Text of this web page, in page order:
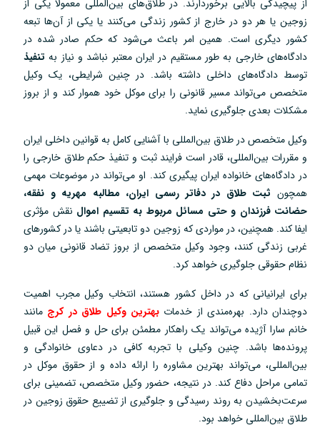
از پیچیدگی بالایی برخوردارند. در طلاق‌های بین‌المللی معمولاً یکی از
زوجین یا هر دو در خارج از کشور زندگی می‌کنند یا یکی از آن‌ها تبعه
کشور دیگری است. همین امر باعث می‌شود که حکم صادر شده در
دادگاه‌های خارجی به طور مستقیم در ایران معتبر نباشد و نیاز به تنفیذ
توسط دادگاه‌های داخلی داشته باشد. در چنین شرایطی، یک وکیل
متخصص می‌تواند مسیر قانونی را برای موکل خود هموار کند و از بروز
مشکلات بعدی جلوگیری نماید.
وکیل متخصص در طلاق بین‌المللی با آشنایی کامل به قوانین داخلی ایران
و مقررات بین‌المللی، قادر است فرایند ثبت و تنفیذ حکم طلاق خارجی را
در دادگاه‌های خانواده ایران پیگیری کند. او می‌تواند در موضوعات مهمی
همچون ثبت طلاق در دفاتر رسمی ایران، مطالبه مهریه و نفقه،
حضانت فرزندان و حتی مسائل مربوط به تقسیم اموال نقش مؤثری
ایفا کند. همچنین، در مواردی که زوجین دو تابعیتی باشند یا در کشورهای
غربی زندگی کنند، وجود وکیل متخصص از بروز تضاد قانونی میان دو
نظام حقوقی جلوگیری خواهد کرد.
برای ایرانیانی که در داخل کشور هستند، انتخاب وکیل مجرب اهمیت
دوچندان دارد. بهره‌مندی از خدمات بهترین وکیل طلاق در کرج مانند
خانم سارا آژیده می‌تواند یک راهکار مطمئن برای حل و فصل این قبیل
پرونده‌ها باشد. چنین وکیلی با تجربه کافی در دعاوی خانوادگی و
بین‌المللی، می‌تواند بهترین مشاوره را ارائه داده و از حقوق موکل در
تمامی مراحل دفاع کند. در نتیجه، حضور وکیل متخصص، تضمینی برای
سرعت‌بخشیدن به روند رسیدگی و جلوگیری از تضییع حقوق زوجین در
طلاق بین‌المللی خواهد بود.